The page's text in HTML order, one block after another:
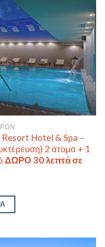
Hotel & Spa –
2 άτομα + 1
ΔΩΡΟ 30 λεπτά σε